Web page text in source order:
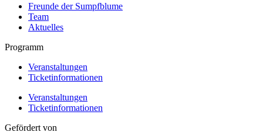
Freunde der Sumpfblume
Team
Aktuelles
Programm
Veranstaltungen
Ticketinformationen
Veranstaltungen
Ticketinformationen
Gefördert von